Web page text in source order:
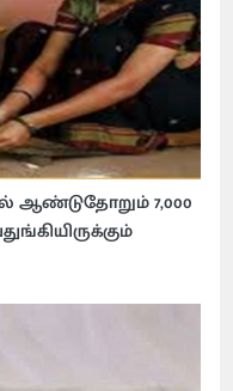
ஆண்டுதோறும் 7,000